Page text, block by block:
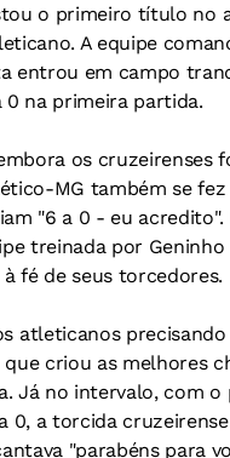
o primeiro título no
A equipe
entrou em campo
na primeira partida.
os cruzeirenses
MG também se
"6 a 0 - eu acredito".
treinada por Geninho
fé de seus torcedores.
atleticanos
criou as melhores
Já no intervalo, com o
0, a torcida
"parabéns para